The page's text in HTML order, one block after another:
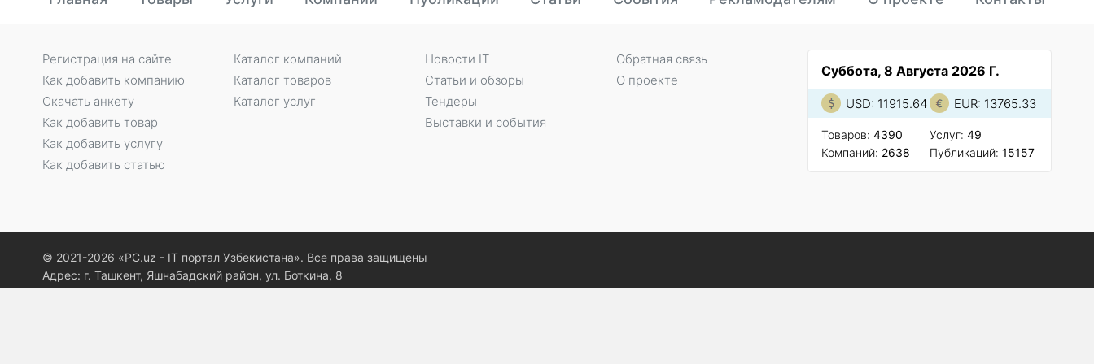
Суббота, 8 Августа 2026 Г.
USD: 11915.64 EUR: 13765.33
Товаров: 4390
Компаний: 2638
Услуг: 49
Публикаций: 15157
Регистрация на сайте
Как добавить компанию
Скачать анкету
Как добавить товар
Как добавить услугу
Как добавить статью
Каталог компаний
Каталог товаров
Каталог услуг
Новости IT
Статьи и обзоры
Тендеры
Выставки и события
Обратная связь
О проекте
© 2021-2026 «PC.uz - IT портал Узбекистана». Все права защищены
Адрес: г. Ташкент, Яшнабадский район, ул. Боткина, 8
Регистрация электронного СМИ: №0965 от 10.05.2021